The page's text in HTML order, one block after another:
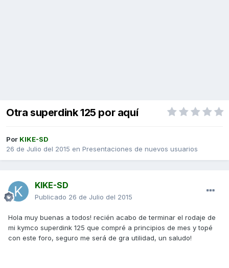
Otra superdink 125 por aquí
Por KIKE-SD
26 de Julio del 2015 en Presentaciones de nuevos usuarios
KIKE-SD
Publicado 26 de Julio del 2015
Hola muy buenas a todos! recién acabo de terminar el rodaje de
mi kymco superdink 125 que compré a principios de mes y topé
con este foro, seguro me será de gra utilidad, un saludo!